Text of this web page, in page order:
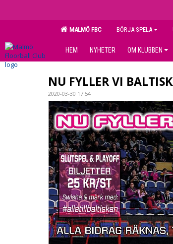
MALMÖ FBC BÖRJA SPELA
HEM NYHETER OM KLUBBEN
NU FYLLER VI
2020-03-30 17:54